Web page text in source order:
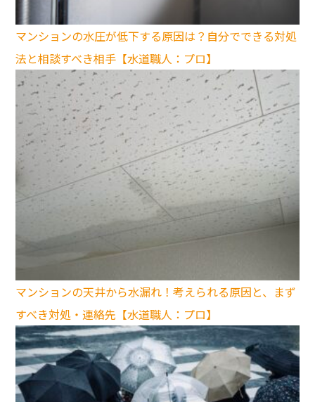
マンションの水圧が低下する原因は？自分でできる対処
法と相談すべき相手【水道職人：プロ】
マンションの天井から水漏れ！考えられる原因と、まず
すべき対処・連絡先【水道職人：プロ】